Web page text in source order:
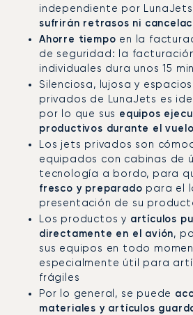
independiente por
sufrirán retrasos ni
Ahorre tiempo en la
de seguridad: la
individuales dura unos 15
Silenciosa, lujosa y
privados de LunaJets es
por lo que sus equipos
productivos durante el vuelo
Los jets privados son
equipados con cabinas de
tecnología a bordo, para
fresco y preparado para el
presentación de su
Los productos y artículos
directamente en el avión,
sus equipos en todo
especialmente útil para
frágiles
Por lo general, se puede
materiales y artículos